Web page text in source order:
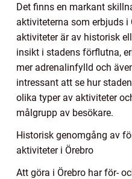
Det finns en markant
aktiviteterna som erbjuds i
aktiviteter är av historisk
insikt i stadens förflutna,
mer adrenalinfylld och
intressant att se hur
olika typer av aktiviteter
målgrupp av besökare.
Historisk genomgång av
aktiviteter i Örebro
Att göra i Örebro har för-